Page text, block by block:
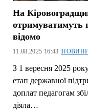
На
отримуватимуть
відомо
11.08.2025 16:43 |
З 1 вересня 2025
етап державної
доплат педагогам
діяла…